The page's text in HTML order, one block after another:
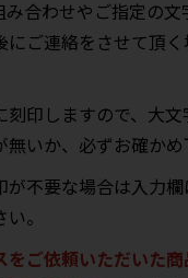
み合わせやご指定の文
にご連絡をさせて頂
刻印しますので、大文
無いか、必ずお確かめ
が不要な場合は入力欄
。
をご依頼いただいた